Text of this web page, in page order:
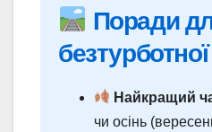
Поради
Найкращий
чи осінь